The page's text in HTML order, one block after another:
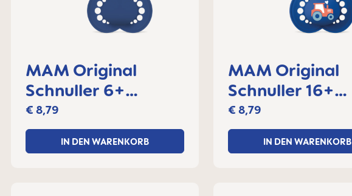
MAM Original
Schnuller 6+
Monate, 2er Set
€ 8,79
IN DEN WARENKORB
MAM Original
Schnuller 16+
Monate, 2er Set
€ 8,79
IN DEN WARENKORB